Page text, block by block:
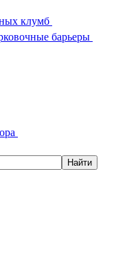
клумб
барьеры